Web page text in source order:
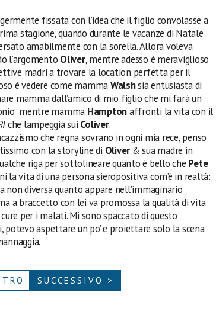
fissata con l’idea che il figlio convolasse a
stagione, quando durante le vacanze di Natale
amabilmente con la sorella. Allora voleva
l’argomento Oliver, mentre adesso è meraviglioso
madri a trovare la location perfetta per il
è vedere come mammaWalshsia entusiasta di
mamma dall’amico di mio figlio che mi farà un
mentre mamma Hamptonaffronti la vita con il
che lampeggia sui Coliver.
che regna sovrano in ogni mia rece, penso
con la storyline di Oliver & sua madre in
riga per sottolineare quanto è bello che Pete
la vita di una persona sieropositiva com’è in realtà:
diversa quanto appare nell’immaginario
a braccetto con lei va promossa la qualità di vita
per i malati. Mi sono spaccato di questo
aspettare un po’ e proiettare solo la scena
SUCCESSIVO >